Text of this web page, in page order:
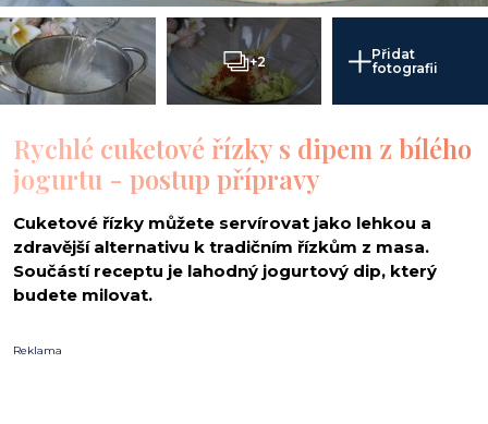
+2
Přidat
fotografii
Rychlé cuketové řízky s dipem z bílého
jogurtu - postup přípravy
Cuketové řízky můžete servírovat jako lehkou a
zdravější alternativu k tradičním řízkům z masa.
Součástí receptu je lahodný jogurtový dip, který
budete milovat.
Reklama